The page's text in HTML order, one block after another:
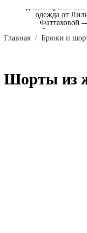
Главная Брюки и
Шорты из